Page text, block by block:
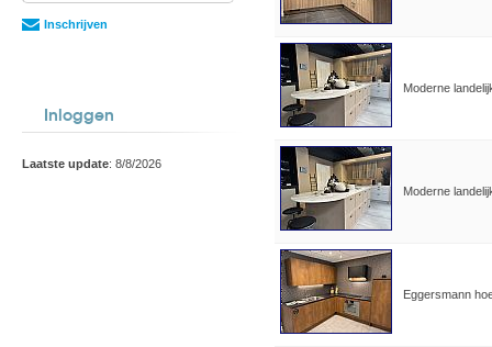
Inschrijven
Inloggen
Laatste update: 8/8/2026
Moderne
Moderne
Eggersmann